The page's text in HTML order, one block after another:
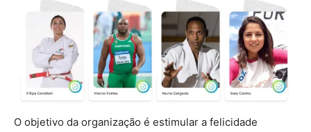
O objetivo da organização é estimular a felicidade